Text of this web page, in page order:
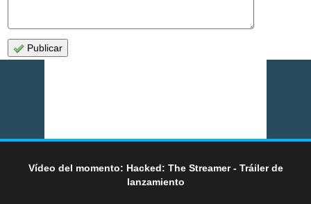
Publicar
Vídeo del momento: Hacked: The Streamer - Tráiler de
lanzamiento